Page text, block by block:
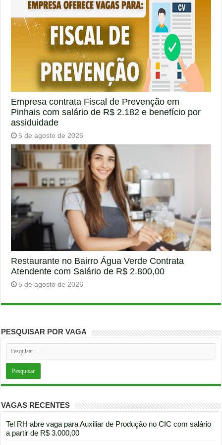
Empresa contrata Fiscal de Prevenção em
Pinhais com salário de R$ 2.182 e benefício por
assiduidade
5 de agosto de 2026
Restaurante no Bairro Água Verde Contrata
Atendente com Salário de R$ 2.800,00
5 de agosto de 2026
PESQUISAR POR VAGA
VAGAS RECENTES
Tel RH abre vaga para Auxiliar de Produção no CIC com salário
a partir de R$ 3.000,00